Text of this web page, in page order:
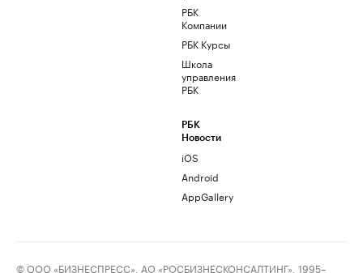
РБК
Компании
РБК Курсы
Школа
управления
РБК
РБК
Новости
iOS
Android
AppGallery
© ООО «БИЗНЕСПРЕСС», АО «РОСБИЗНЕСКОНСАЛТИНГ», 1995–